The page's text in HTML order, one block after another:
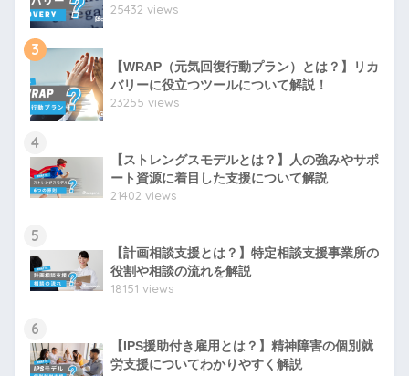
25432 views
3
【WRAP（元気回復行動プラン）とは？】リカ
バリーに役立つツールについて解説！
23255 views
4
【ストレングスモデルとは？】人の強みやサポ
ート資源に着目した支援について解説
21402 views
5
【計画相談支援とは？】特定相談支援事業所の
役割や相談の流れを解説
18151 views
6
【IPS援助付き雇用とは？】精神障害の個別就
労支援についてわかりやすく解説